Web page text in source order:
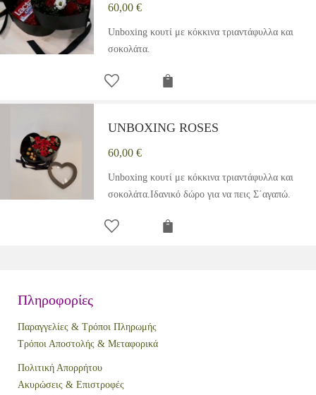
60,00€
Unboxing κουτί με κόκκινα τριαντάφυλλα και
σοκολάτα.
UNBOXING ROSES
60,00€
Unboxing κουτί με κόκκινα τριαντάφυλλα και
σοκολάτα.Ιδανικό δώρο για να πεις Σ΄αγαπώ.
Πληροφορίες
Παραγγελίες & Τρόποι Πληρωμής
Τρόποι Αποστολής & Μεταφορικά
Πολιτική Απορρήτου
Ακυρώσεις & Επιστροφές